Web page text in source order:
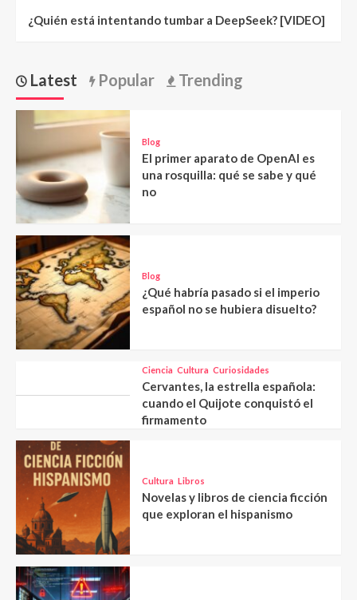
¿Quién está intentando tumbar a DeepSeek? [VIDEO]
Latest Popular Trending
Blog
El primer aparato de OpenAI es
una rosquilla: qué se sabe y qué
no
Blog
¿Qué habría pasado si el imperio
español no se hubiera disuelto?
Ciencia Cultura Curiosidades
Cervantes, la estrella española:
cuando el Quijote conquistó el
firmamento
Cultura Libros
Novelas y libros de ciencia ficción
que exploran el hispanismo